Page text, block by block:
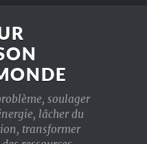
problème, soulager
lâcher du
transformer